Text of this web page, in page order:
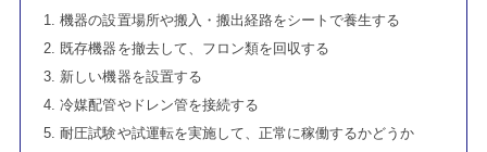
機器の設置場所や搬入・搬出経路をシートで養生する
既存機器を撤去して、フロン類を回収する
新しい機器を設置する
冷媒配管やドレン管を接続する
耐圧試験や試運転を実施して、正常に稼働するかどうか